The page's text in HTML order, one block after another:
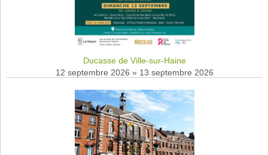
Ducasse de Ville-sur-Haine
12 septembre 2026 » 13 septembre 2026